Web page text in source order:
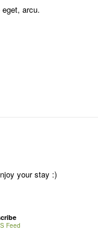
arcu.
your stay :)
Feed